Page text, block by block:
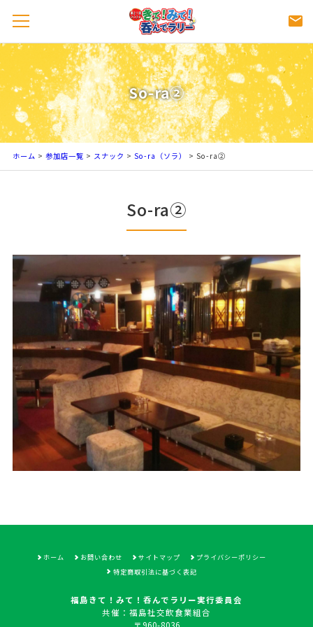
So-ra②
ホーム > 参加店一覧 > スナック > So-ra（ソラ） > So-ra②
So-ra②
ホーム お問い合わせ サイトマップ
プライバシーポリシー
特定商取引法に基づく表記
福島きて！みて！呑んでラリー実行委員会
共催：福島社交飲食業組合